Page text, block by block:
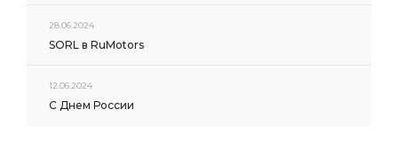
28.06.2024
SORL в RuMotors
12.06.2024
С Днем России